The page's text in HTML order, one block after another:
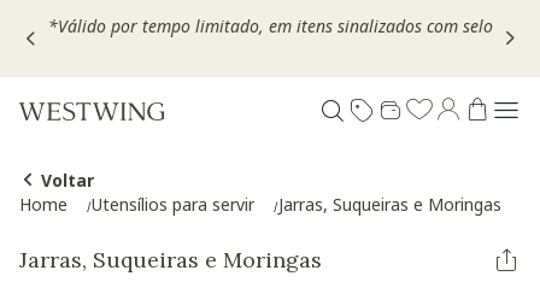
Escolha seu VOUCHER e ganhe até 30% OFF*: useMOVEL30,
Voltar
Home
Utensílios para servir Jarras, Suqueiras e Moringas
Jarras, Suqueiras e Moringas